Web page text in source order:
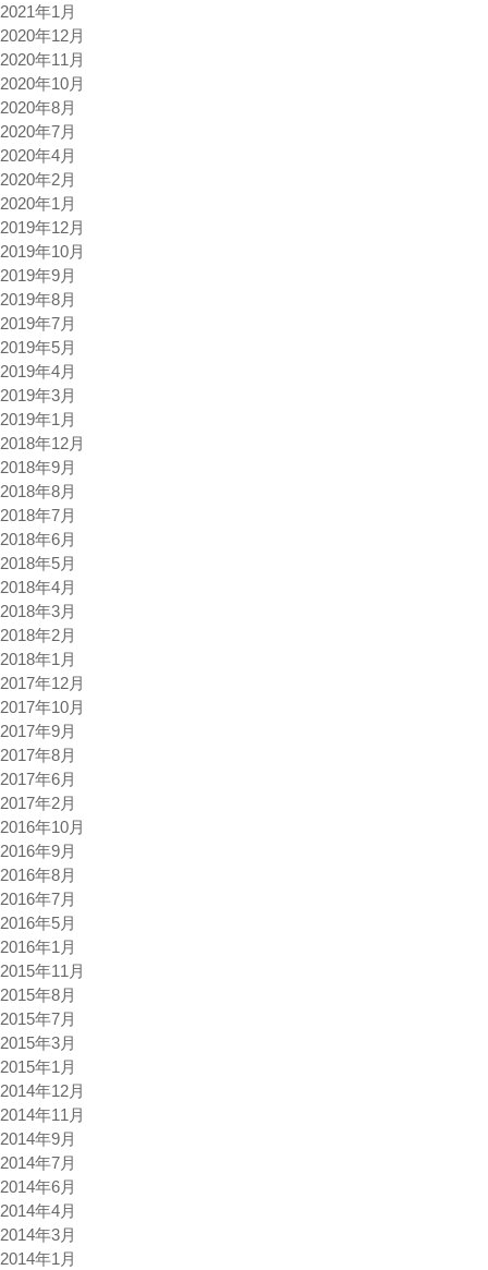
2021年1月
2020年12月
2020年11月
2020年10月
2020年8月
2020年7月
2020年4月
2020年2月
2020年1月
2019年12月
2019年10月
2019年9月
2019年8月
2019年7月
2019年5月
2019年4月
2019年3月
2019年1月
2018年12月
2018年9月
2018年8月
2018年7月
2018年6月
2018年5月
2018年4月
2018年3月
2018年2月
2018年1月
2017年12月
2017年10月
2017年9月
2017年8月
2017年6月
2017年2月
2016年10月
2016年9月
2016年8月
2016年7月
2016年5月
2016年1月
2015年11月
2015年8月
2015年7月
2015年3月
2015年1月
2014年12月
2014年11月
2014年9月
2014年7月
2014年6月
2014年4月
2014年3月
2014年1月